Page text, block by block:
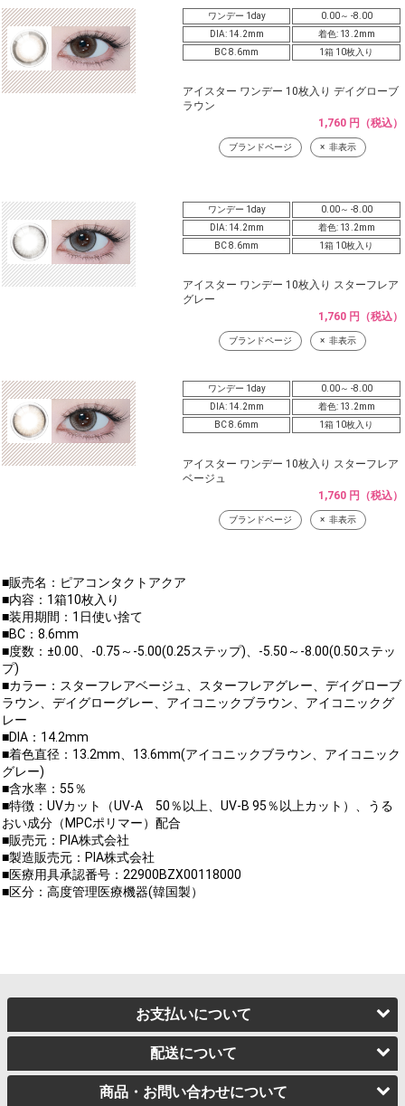
ワンデー 1day
0.00～ -8.00
DIA: 14.2mm
着色: 13.2mm
BC 8.6mm
1箱 10枚入り
アイスター ワンデー 10枚入り デイグローブ
ラウン
1,760 円（税込）
ブランドページ 非表示
ワンデー 1day
0.00～ -8.00
DIA: 14.2mm
着色: 13.2mm
BC 8.6mm
1箱 10枚入り
アイスター ワンデー 10枚入り スターフレア
グレー
1,760 円（税込）
ブランドページ 非表示
ワンデー 1day
0.00～ -8.00
DIA: 14.2mm
着色: 13.2mm
BC 8.6mm
1箱 10枚入り
アイスター ワンデー 10枚入り スターフレア
ベージュ
1,760 円（税込）
ブランドページ 非表示
■販売名：ピアコンタクトアクア
■内容：1箱10枚入り
■装用期間：1日使い捨て
■BC：8.6mm
■度数：±0.00、-0.75～-5.00(0.25ステップ)、-5.50～-8.00(0.50ステッ
プ)
■カラー：スターフレアベージュ、スターフレアグレー、デイグローブ
ラウン、デイグローグレー、アイコニックブラウン、アイコニックグ
レー
■DIA：14.2mm
■着色直径：13.2mm、13.6mm(アイコニックブラウン、アイコニック
グレー)
■含水率：55％
■特徴：UVカット（UV-A 50％以上、UV-B 95％以上カット）、うる
おい成分（MPCポリマー）配合
■販売元：PIA株式会社
■製造販売元：PIA株式会社
■医療用具承認番号：22900BZX00118000
■区分：高度管理医療機器(韓国製）
お支払いについて
配送について
商品・お問い合わせについて